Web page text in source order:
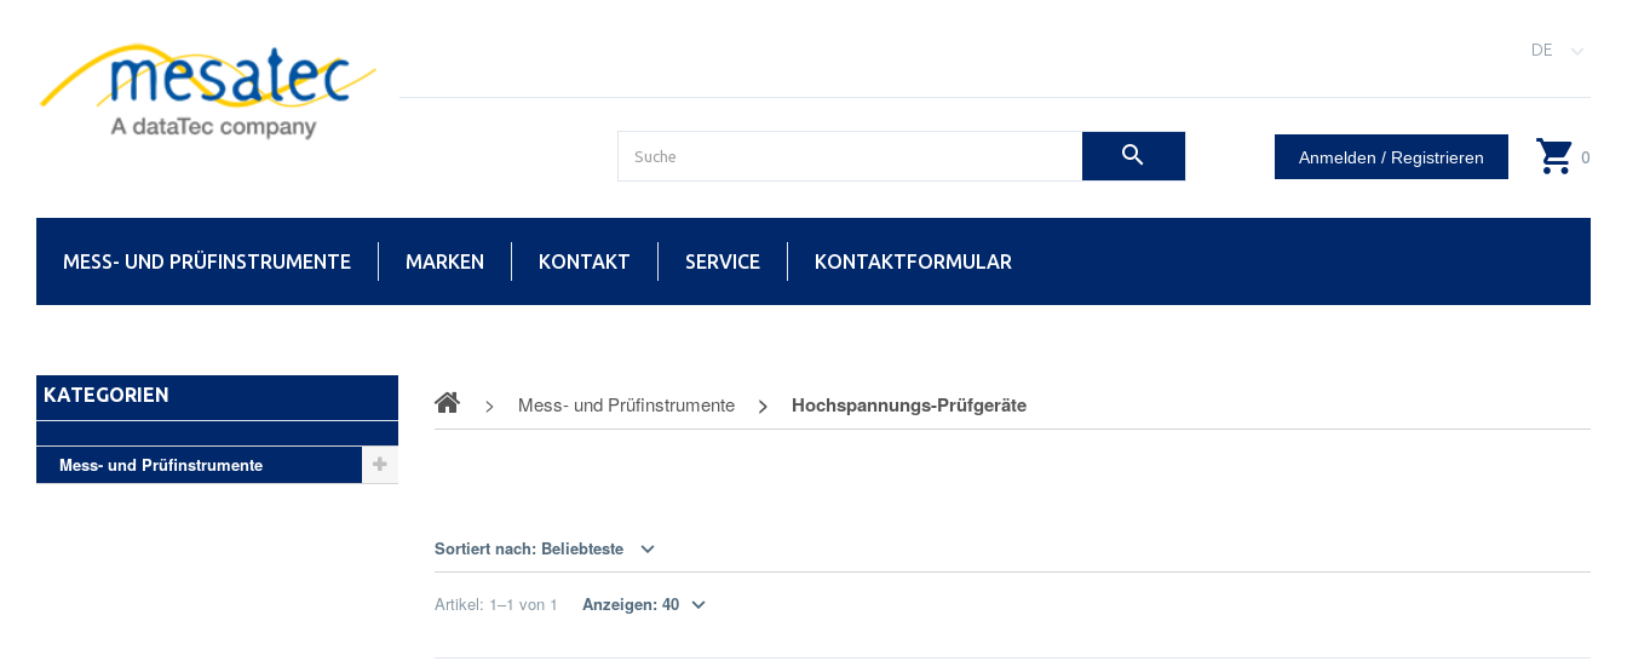
DE
Anmelden / Registrieren 0
MESS- UND PRÜFINSTRUMENTE MARKEN KONTAKT SERVICE KONTAKTFORMULAR
KATEGORIEN
Mess- und Prüfinstrumente
Mess- und Prüfinstrumente Hochspannungs-Prüfgeräte
Sortiert nach: Beliebteste
Artikel: 1–1 von 1 Anzeigen: 40